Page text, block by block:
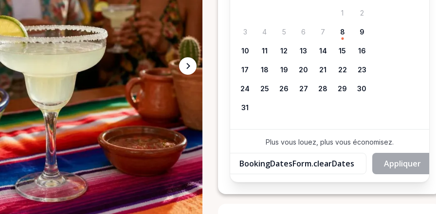
1 2
3 4 5 6 7 8 9
10 11 12 13 14 15 16
17 18 19 20 21 22 23
24 25 26 27 28 29 30
31
Plus vous louez, plus vous économisez.
BookingDatesForm.clearDates Appliquer